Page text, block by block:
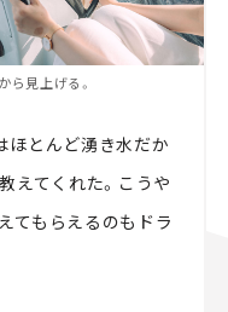
ら見上げる。
ほとんど湧き水だか
えてくれた。こうや
てもらえるのもドラ